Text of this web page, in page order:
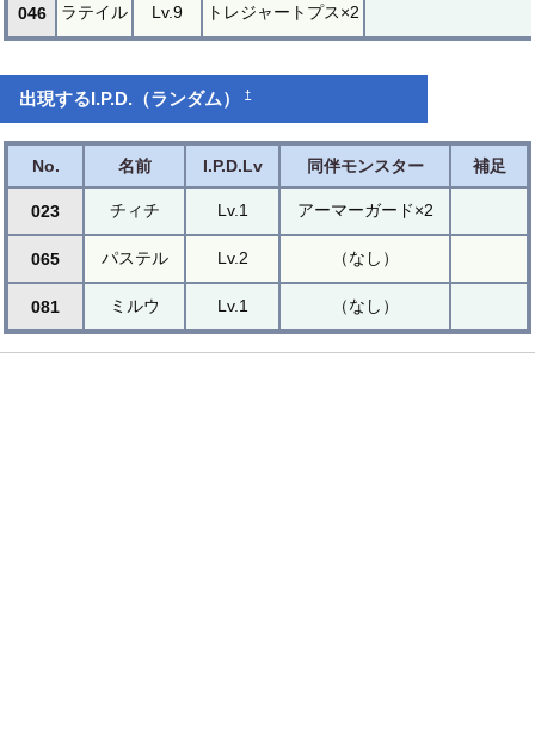
046
ラテイル Lv.9 トレジャートプス×2
出現するI.P.D.（ランダム）†
No. 名前 I.P.D.Lv 同伴モンスター 補足
023 チィチ Lv.1 アーマーガード×2
065 パステル Lv.2 （なし）
081 ミルウ Lv.1 （なし）